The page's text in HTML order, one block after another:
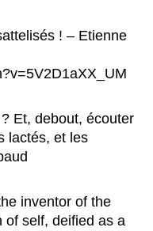
! – Etienne
Et, debout, écouter
lactés, et les
inventor of the
of self, deified as a